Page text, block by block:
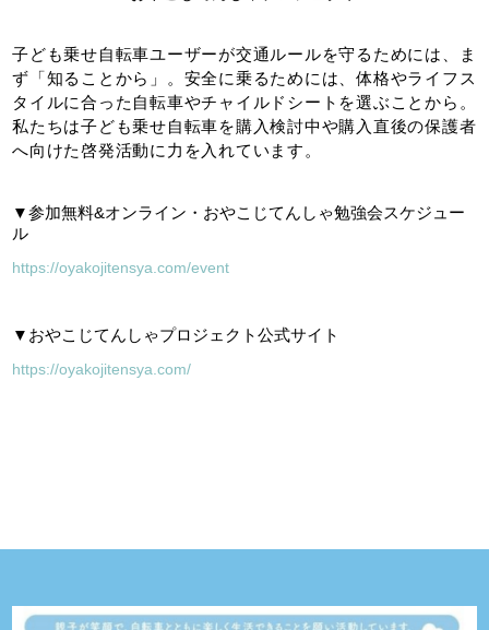
子ども乗せ自転車ユーザーが交通ルールを守るためには、ま
ず「知ることから」。安全に乗るためには、体格やライフス
タイルに合った自転車やチャイルドシートを選ぶことから。
私たちは子ども乗せ自転車を購入検討中や購入直後の保護者
へ向けた啓発活動に力を入れています。
▼参加無料&オンライン・おやこじてんしゃ勉強会スケジュー
ル
https://oyakojitensya.com/event
▼おやこじてんしゃプロジェクト公式サイト
https://oyakojitensya.com/